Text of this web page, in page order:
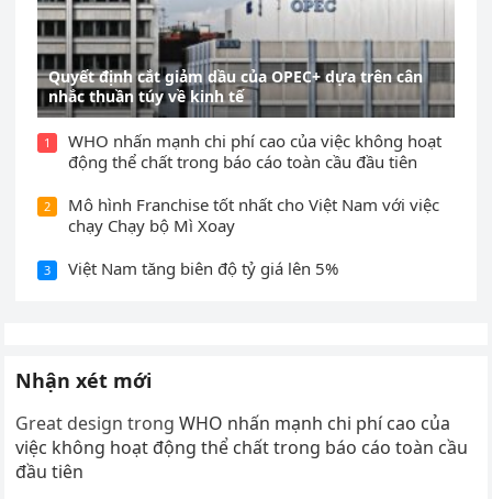
Quyết định cắt giảm dầu của OPEC+ dựa trên cân
nhắc thuần túy về kinh tế
1
WHO nhấn mạnh chi phí cao của việc không hoạt
động thể chất trong báo cáo toàn cầu đầu tiên
2
Mô hình Franchise tốt nhất cho Việt Nam với việc
chạy Chạy bộ Mì Xoay
3 Việt Nam tăng biên độ tỷ giá lên 5%
Nhận xét mới
Great design trongWHO nhấn mạnh chi phí cao của
việc không hoạt động thể chất trong báo cáo toàn cầu
đầu tiên